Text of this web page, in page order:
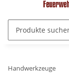
Handwerkzeuge